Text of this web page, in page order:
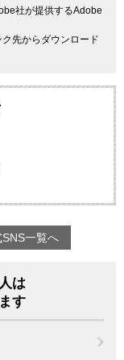
社が提供するAdobe
先からダウンロード
一覧へ
は
す